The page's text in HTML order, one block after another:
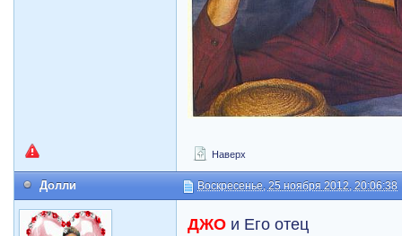
Наверх
Долли Воскресенье, 25 ноября 2012, 20:06:38
ДЖО и Его отец